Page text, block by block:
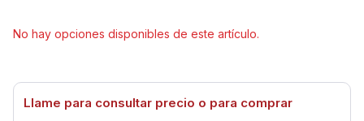
Seleccionar modelo
No hay opciones disponibles de este artículo.
Llame para consultar precio o para comprar